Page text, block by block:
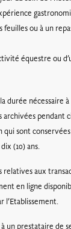
feuilles ou à un
équestre ou
durée nécessaire
pendant
qui sont
(10) ans.
relatives aux
en ligne
l’Etablissement.
à un prestataire de